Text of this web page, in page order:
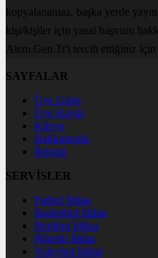
kopyalanamaz, başka yerde
kişi/kişiler için yasal başvuru
Alem.Gen.Tr'i tercih ettiğiniz için
SAYFALAR
Üye Girişi
Üye Kaydı
Künye
Hakkımızda
İletişim
SERVİSLER
Futbol İddaa
Basketbol İddaa
Hentbol İddaa
Bilardo İddaa
Voleybol İddaa